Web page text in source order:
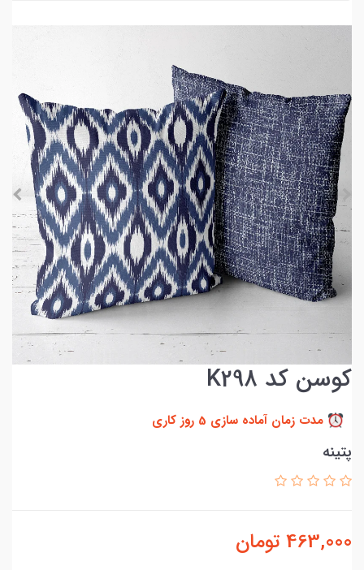
کوسن کد K298
مدت زمان آماده سازی 5 روز کاری
پتینه
463,000 تومان